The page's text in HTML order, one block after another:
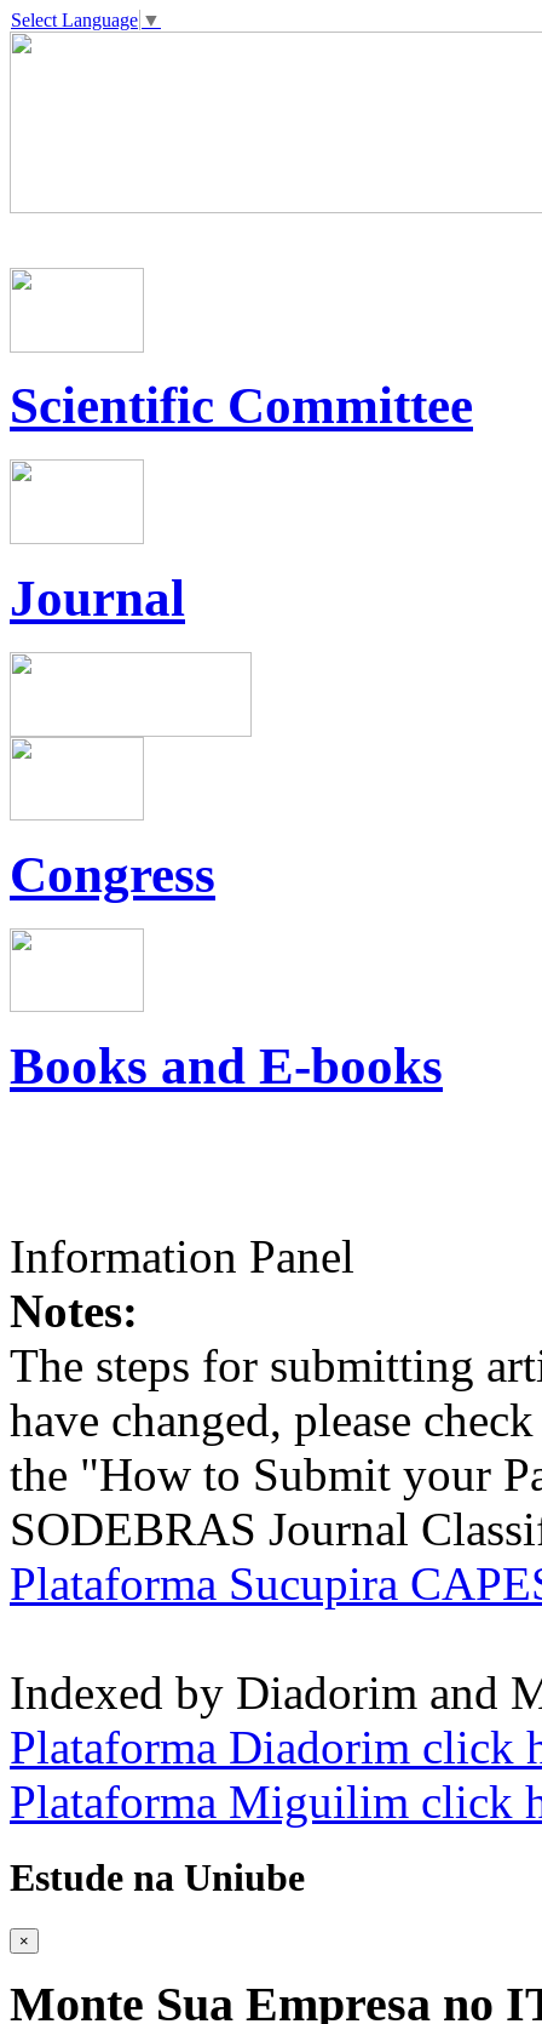
Select Language ▼
Scientific Committee
Journal
Congress
Books and E-books
Information Panel
Notes:
The steps for submitting
have changed, please
the "How to Submit your
SODEBRAS Journal
Plataforma Sucupira
Indexed by Diadorim and
Plataforma Diadorim click
Plataforma Miguilim click
Estude na Uniube
×
Monte Sua Empresa no